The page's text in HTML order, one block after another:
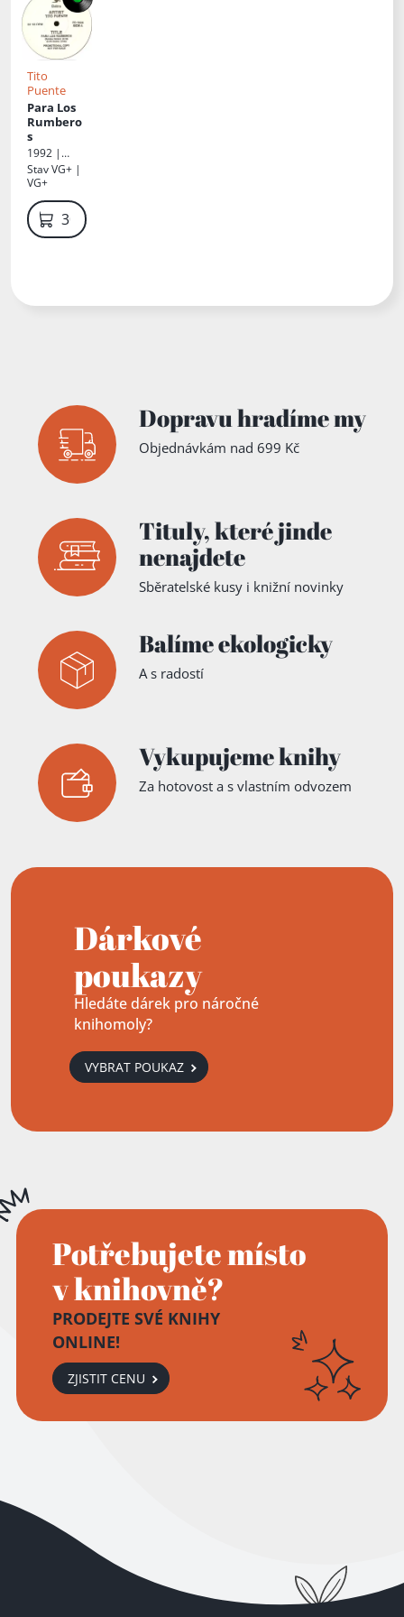
Tito
Puente
Para Los
Rumbero
s
1992 |
Elektra
StavVG+ |
VG+
300 Kč
Dopravu hradíme my
Objednávkám nad 699 Kč
Tituly,které jinde
nenajdete
Sběratelské kusy i knižní novinky
Balíme ekologicky
A s radostí
Vykupujeme knihy
Za hotovost a s vlastním odvozem
Dárkové
poukazy
Hledáte dárek pro náročné
knihomoly?
VYBRAT POUKAZ
Potřebujete místo
v knihovně?
PRODEJTE SVÉ KNIHY
ONLINE!
ZJISTIT CENU